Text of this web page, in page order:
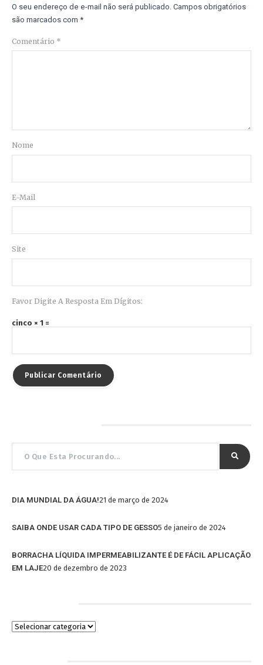
O seu endereço de e-mail não será publicado. Campos obrigatórios
são marcados com *
Comentário *
Nome
E-Mail
Site
Favor Digite A Resposta Em Dígitos:
cinco × 1 =
DIA MUNDIAL DA ÁGUA!21 de março de 2024
SAIBA ONDE USAR CADA TIPO DE GESSO5 de janeiro de 2024
BORRACHA LÍQUIDA IMPERMEABILIZANTE É DE FÁCIL APLICAÇÃO
EM LAJE20 de dezembro de 2023